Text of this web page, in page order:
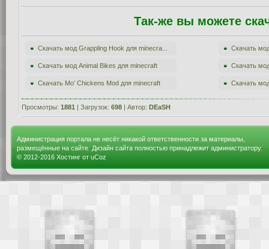
Так-же вы можете
Скачать мод Grappling Hook для minecra... Скачать
Скачать мод Animal Bikes для minecraft Скачать
Скачать Mo’ Chickens Mod для minecraft Скачать
Просмотры: 1881 | Загрузок: 698 | Автор: DEaSH
Администрация портала не несёт никакой ответственности за материалы,
размещённые на сайте. Дизайн сайта полностью принадлежит администратору.
© 2012-2016 Хостинг от uCoz